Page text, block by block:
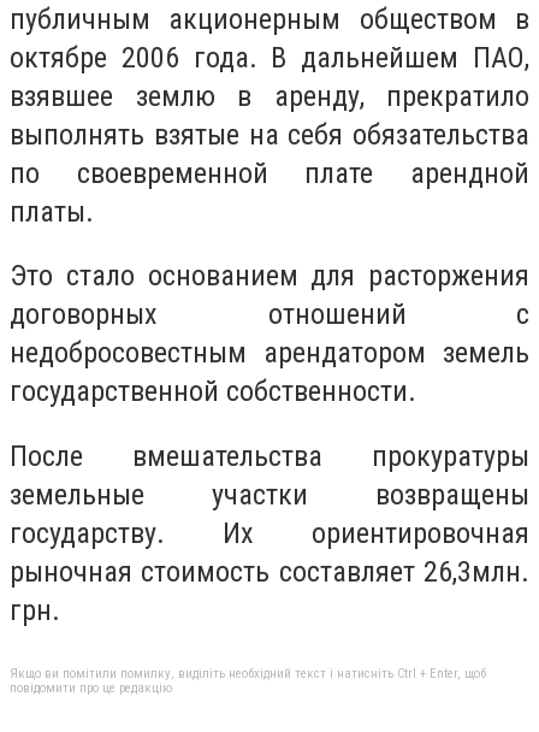
публичным акционерным обществом в
октябре 2006 года. В дальнейшем ПАО,
взявшее землю в аренду, прекратило
выполнять взятые на себя обязательства
по своевременной плате арендной
платы.
Это стало основанием для расторжения
договорных отношений с
недобросовестным арендатором земель
государственной собственности.
После вмешательства прокуратуры
земельные участки возвращены
государству. Их ориентировочная
рыночная стоимость составляет 26,3млн.
грн.
Якщо ви помітили помилку, виділіть необхідний текст і натисніть Ctrl + Enter, щоб
повідомити про це редакцію